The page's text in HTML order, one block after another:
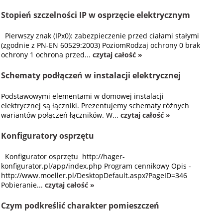
Stopień szczelności IP w osprzęcie elektrycznym
Pierwszy znak (IPx0): zabezpieczenie przed ciałami stałymi
(zgodnie z PN-EN 60529:2003) PoziomRodzaj ochrony 0 brak
ochrony 1 ochrona przed...czytaj całość »
Schematy podłączeń w instalacji elektrycznej
Podstawowymi elementami w domowej instalacji
elektrycznej są łączniki. Prezentujemy schematy różnych
wariantów połączeń łączników. W...czytaj całość »
Konfiguratory osprzętu
Konfigurator osprzętu http://hager-
konfigurator.pl/app/index.php Program cennikowy Opis -
http://www.moeller.pl/DesktopDefault.aspx?PageID=346
Pobieranie...czytaj całość »
Czym podkreślić charakter pomieszczeń